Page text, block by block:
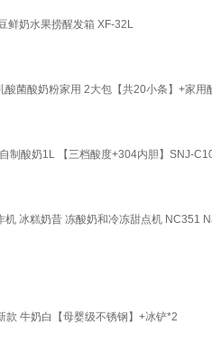
鲜奶水果捞醒发箱 XF-32L
菌酸奶粉家用 2大包【共20小条】+家用
制酸奶1L 【三档酸度+304内胆】SNJ-
冰糕奶昔 冻酸奶和冷冻甜点机 NC351
牛奶白【母婴级不锈钢】+冰铲*2